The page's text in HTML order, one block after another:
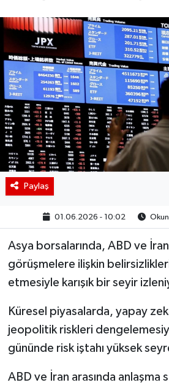
Paylaş
01.06.2026 - 10:02
Asya borsalarında, ABD ve
görüşmelere ilişkin
etmesiyle karışık bir seyir
Küresel piyasalarda, yapay
jeopolitik riskleri
gününde risk iştahı yüksek
ABD ve İran arasında anlaşma
Coin Isı Haritası
Ekonomik Takvim
Kiripto Para Piyasası
Gizlilik Sözleşmesi
Hakkımızda
İletişim